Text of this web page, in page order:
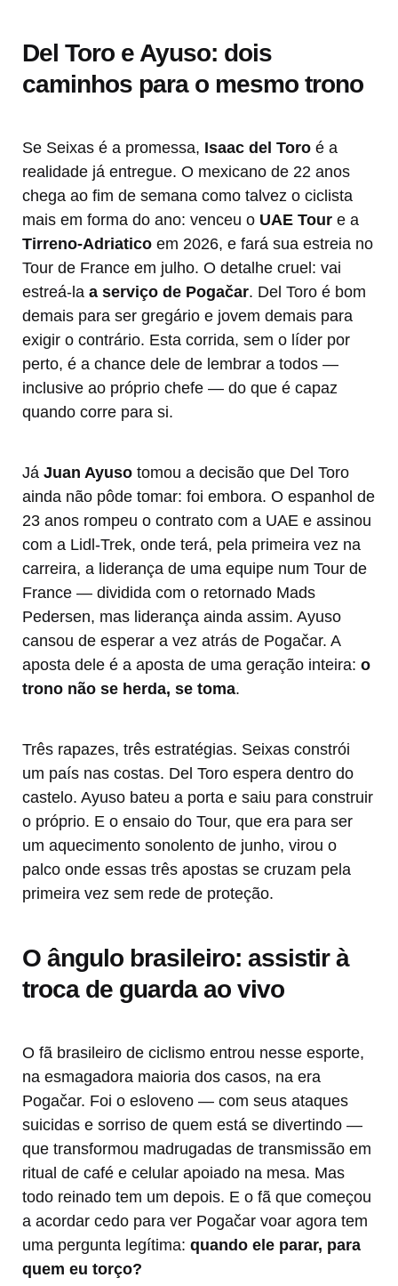
Del Toro e Ayuso: dois
caminhos para o mesmo trono
Se Seixas é a promessa, Isaac del Toro é a
realidade já entregue. O mexicano de 22 anos
chega ao fim de semana como talvez o ciclista
mais em forma do ano: venceu o UAE Tour e a
Tirreno-Adriatico em 2026, e fará sua estreia no
Tour de France em julho. O detalhe cruel: vai
estreá-la a serviço de Pogačar. Del Toro é bom
demais para ser gregário e jovem demais para
exigir o contrário. Esta corrida, sem o líder por
perto, é a chance dele de lembrar a todos —
inclusive ao próprio chefe — do que é capaz
quando corre para si.
Já Juan Ayuso tomou a decisão que Del Toro
ainda não pôde tomar: foi embora. O espanhol de
23 anos rompeu o contrato com a UAE e assinou
com a Lidl-Trek, onde terá, pela primeira vez na
carreira, a liderança de uma equipe num Tour de
France — dividida com o retornado Mads
Pedersen, mas liderança ainda assim. Ayuso
cansou de esperar a vez atrás de Pogačar. A
aposta dele é a aposta de uma geração inteira: o
trono não se herda, se toma.
Três rapazes, três estratégias. Seixas constrói
um país nas costas. Del Toro espera dentro do
castelo. Ayuso bateu a porta e saiu para construir
o próprio. E o ensaio do Tour, que era para ser
um aquecimento sonolento de junho, virou o
palco onde essas três apostas se cruzam pela
primeira vez sem rede de proteção.
O ângulo brasileiro: assistir à
troca de guarda ao vivo
O fã brasileiro de ciclismo entrou nesse esporte,
na esmagadora maioria dos casos, na era
Pogačar. Foi o esloveno — com seus ataques
suicidas e sorriso de quem está se divertindo —
que transformou madrugadas de transmissão em
ritual de café e celular apoiado na mesa. Mas
todo reinado tem um depois. E o fã que começou
a acordar cedo para ver Pogačar voar agora tem
uma pergunta legítima: quando ele parar, para
quem eu torço?